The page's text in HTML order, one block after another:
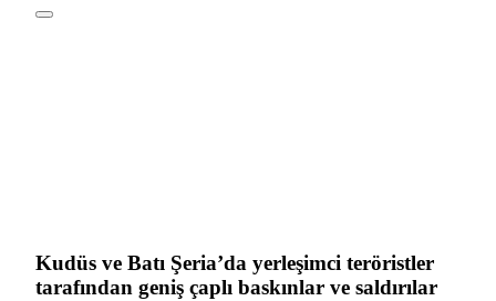
Kudüs ve Batı Şeria’da yerleşimci teröristler
tarafından geniş çaplı baskınlar ve saldırılar